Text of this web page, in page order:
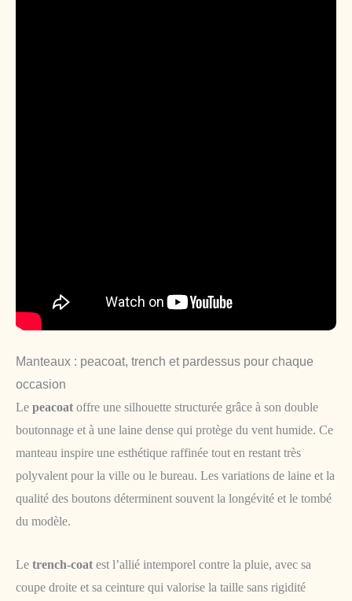
Manteaux : peacoat, trench et pardessus pour chaque
occasion
Le peacoat offre une silhouette structurée grâce à son double
boutonnage et à une laine dense qui protège du vent humide. Ce
manteau inspire une esthétique raffinée tout en restant très
polyvalent pour la ville ou le bureau. Les variations de laine et la
qualité des boutons déterminent souvent la longévité et le tombé
du modèle.
Le trench-coat est l’allié intemporel contre la pluie, avec sa
coupe droite et sa ceinture qui valorise la taille sans rigidité